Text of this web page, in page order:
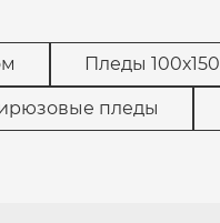
Пледы 100х150
пледы